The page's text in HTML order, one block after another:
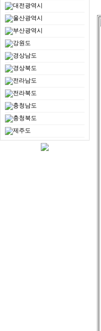
대전광역시
울산광역시
부산광역시
강원도
경상남도
경상북도
전라남도
전라북도
충청남도
충청북도
제주도